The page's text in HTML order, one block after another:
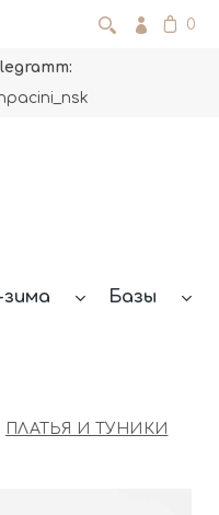
0
Базы
ПЛАТЬЯ И ТУНИКИ